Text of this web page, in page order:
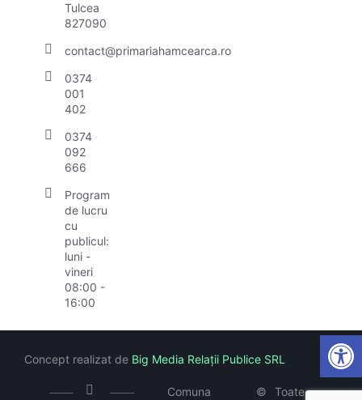
Tulcea
827090
contact@primariahamcearca.ro
0374
001
402
0374
092
666
Program
de lucru
cu
publicul:
luni -
vineri
08:00 -
16:00
Comuna © Toate
Concept realizat de Big Media Relații Publice SRL